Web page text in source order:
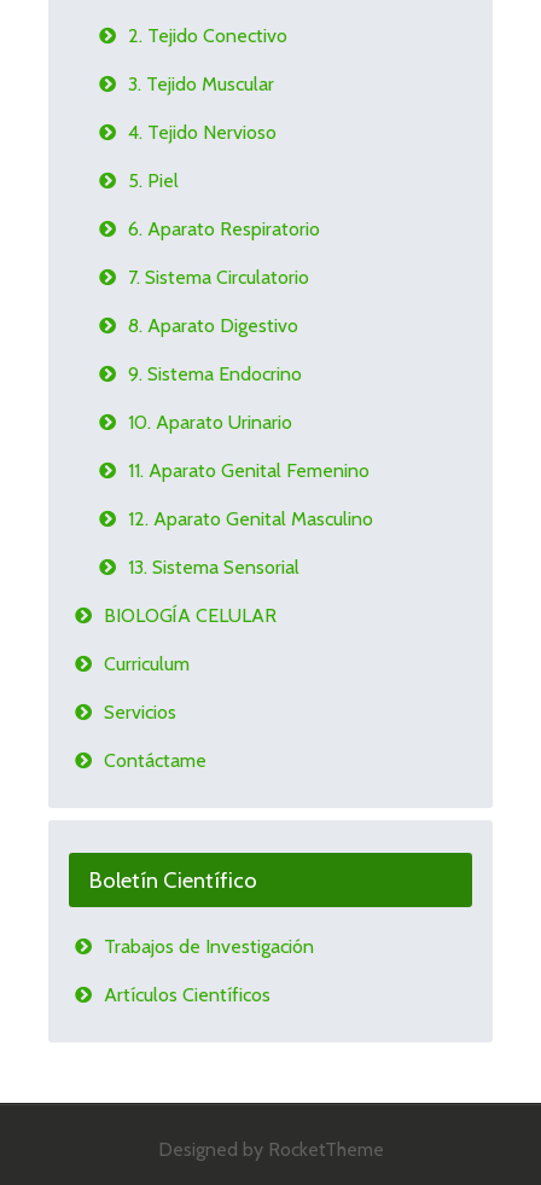
2. Tejido Conectivo
3. Tejido Muscular
4. Tejido Nervioso
5. Piel
6. Aparato Respiratorio
7. Sistema Circulatorio
8. Aparato Digestivo
9. Sistema Endocrino
10. Aparato Urinario
11. Aparato Genital Femenino
12. Aparato Genital Masculino
13. Sistema Sensorial
BIOLOGÍA CELULAR
Curriculum
Servicios
Contáctame
Boletín Científico
Trabajos de Investigación
Artículos Científicos
Designed by RocketTheme